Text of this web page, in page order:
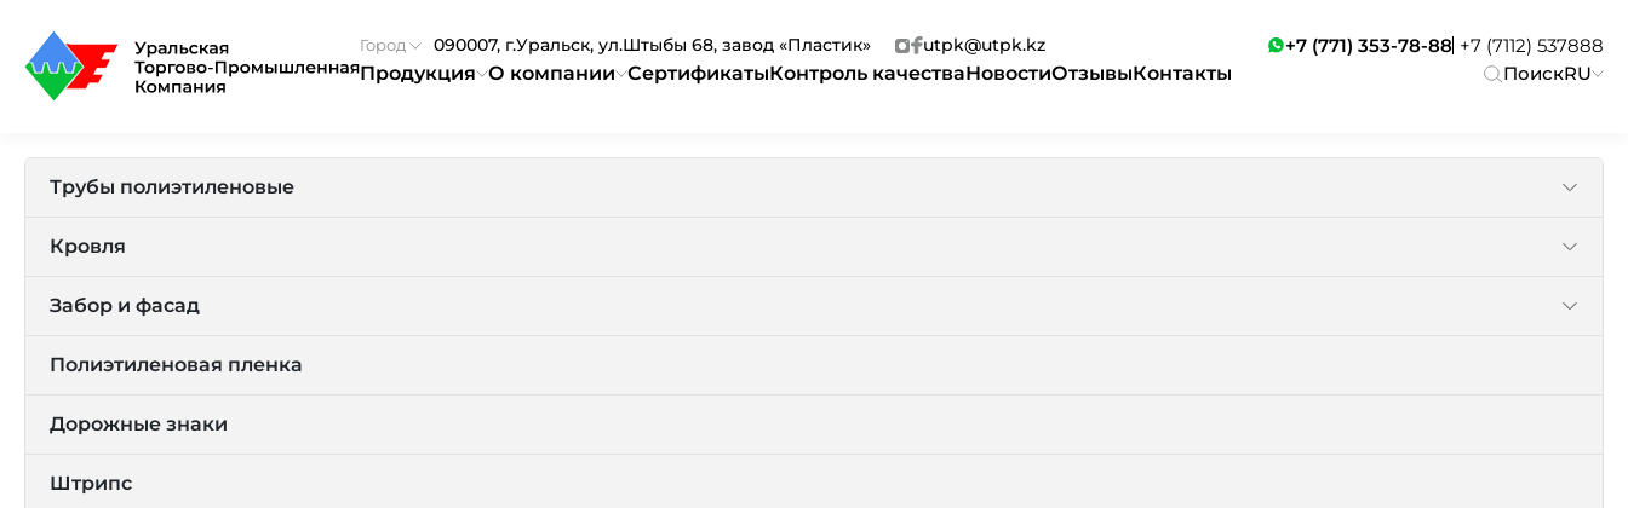
Город 090007, г.Уральск, ул.Штыбы 68, завод «Пластик» utpk@utpk.kz +7 (771) 353-78-88 +7 (7112) 537888
Продукция О компании СертификатыКонтроль качестваНовостиОтзывыКонтакты ПоискRU
Трубы полиэтиленовые
Кровля
Забор и фасад
Полиэтиленовая пленка
Дорожные знаки
Штрипс